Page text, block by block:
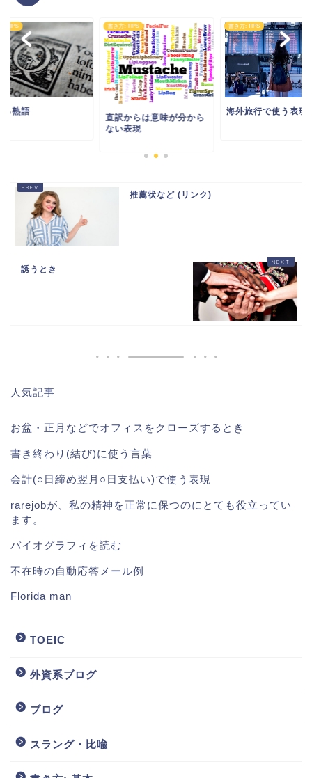
: TIPS
る熟語
書き方: TIPS
直訳からは意味が分から
ない表現
書き方: TIPS
海外旅行で使う表現
推薦状など (リンク)
誘うとき
人気記事
お盆・正月などでオフィスをクローズするとき
書き終わり(結び)に使う言葉
会計(○日締め翌月○日支払い)で使う表現
rarejobが、私の精神を正常に保つのにとても役立ってい
ます。
バイオグラフィを読む
不在時の自動応答メール例
Florida man
TOEIC
外資系ブログ
ブログ
スラング・比喩